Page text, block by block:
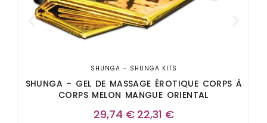
SHUNGA – SHUNGA KITS
SHUNGA – GEL DE MASSAGE ÉROTIQUE CORPS À
CORPS MELON MANGUE ORIENTAL
29,74€ 22,31 €